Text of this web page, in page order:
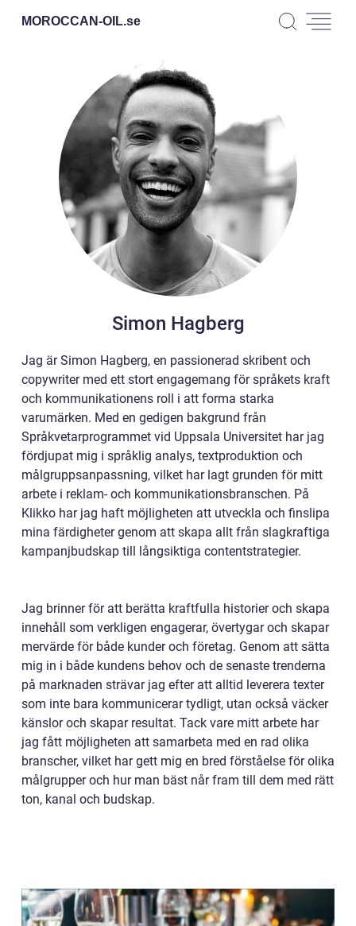
MOROCCAN-OIL.se
Simon Hagberg
Jag är Simon Hagberg, en passionerad skribent och
copywriter med ett stort engagemang för språkets kraft
och kommunikationens roll i att forma starka
varumärken. Med en gedigen bakgrund från
Språkvetarprogrammet vid Uppsala Universitet har jag
fördjupat mig i språklig analys, textproduktion och
målgruppsanpassning, vilket har lagt grunden för mitt
arbete i reklam- och kommunikationsbranschen. På
Klikko har jag haft möjligheten att utveckla och finslipa
mina färdigheter genom att skapa allt från slagkraftiga
kampanjbudskap till långsiktiga contentstrategier.
Jag brinner för att berätta kraftfulla historier och skapa
innehåll som verkligen engagerar, övertygar och skapar
mervärde för både kunder och företag. Genom att sätta
mig in i både kundens behov och de senaste trenderna
på marknaden strävar jag efter att alltid leverera texter
som inte bara kommunicerar tydligt, utan också väcker
känslor och skapar resultat. Tack vare mitt arbete har
jag fått möjligheten att samarbeta med en rad olika
branscher, vilket har gett mig en bred förståelse för olika
målgrupper och hur man bäst når fram till dem med rätt
ton, kanal och budskap.